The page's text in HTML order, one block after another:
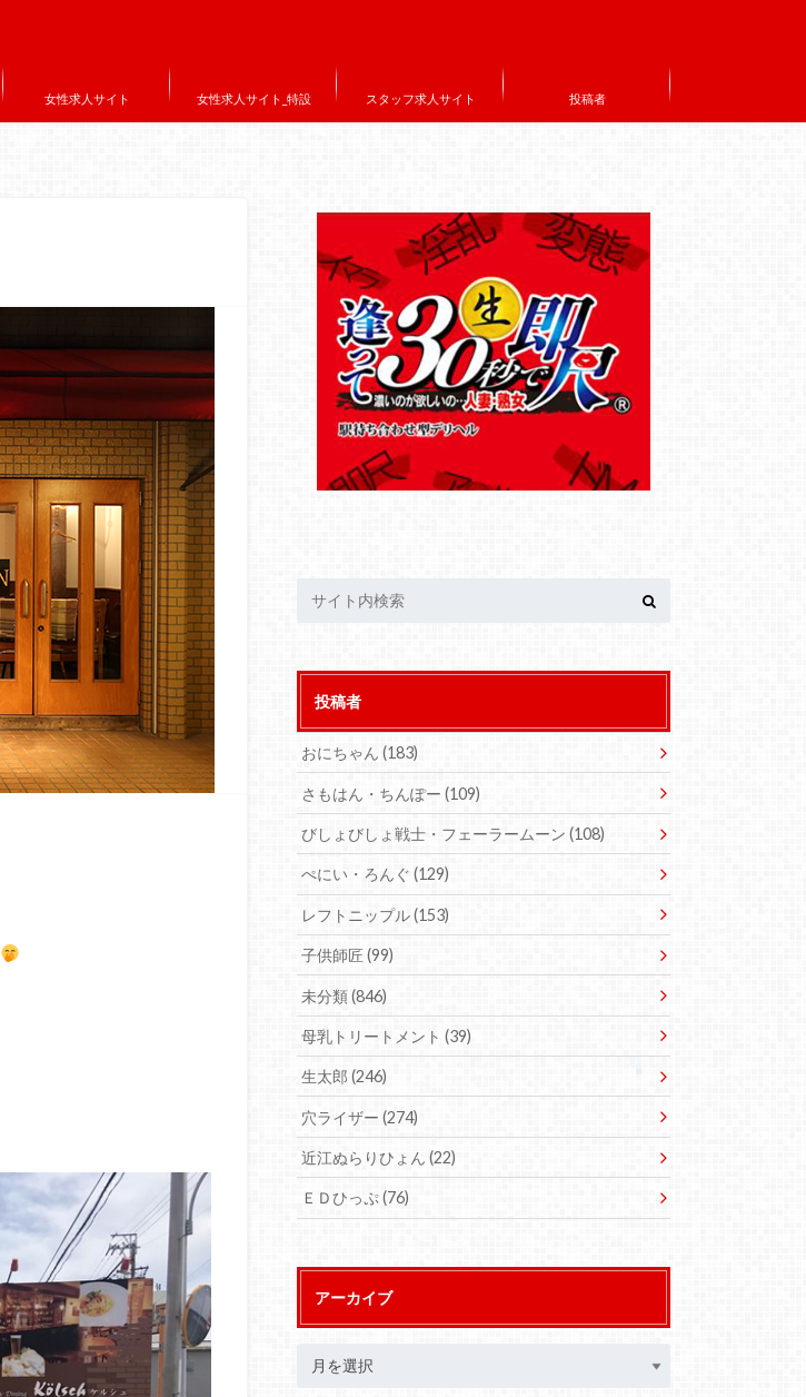
女性求人サイト 女性求人サイト_特設 スタッフ求人サイト 投稿者
投稿者
おにちゃん(183)
さもはん・ちんぽー(109)
びしょびしょ戦士・フェーラームーン(108)
ぺにい・ろんぐ(129)
レフトニップル(153)
子供師匠(99)
未分類(846)
母乳トリートメント(39)
生太郎(246)
穴ライザー(274)
近江ぬらりひょん(22)
ＥＤひっぷ(76)
アーカイブ